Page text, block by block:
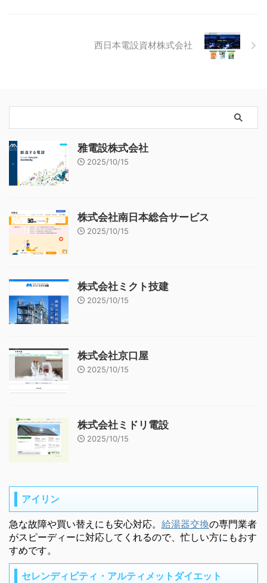
西日本電設資材株式会社
雅電設株式会社
2025/10/15
株式会社南日本総合サービス
2025/10/15
株式会社ミクト技建
2025/10/15
株式会社京口屋
2025/10/15
株式会社ミドリ電設
2025/10/15
アイリン
急な故障や買い替えにも安心対応。 給湯器交換の専門業者
がスピーディーに対応してくれるので、忙しい方にもおす
すめです。
セレンディピティ・アルティメットダイエット